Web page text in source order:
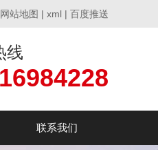
网站地图 | xml | 百度推送
线
联系我们